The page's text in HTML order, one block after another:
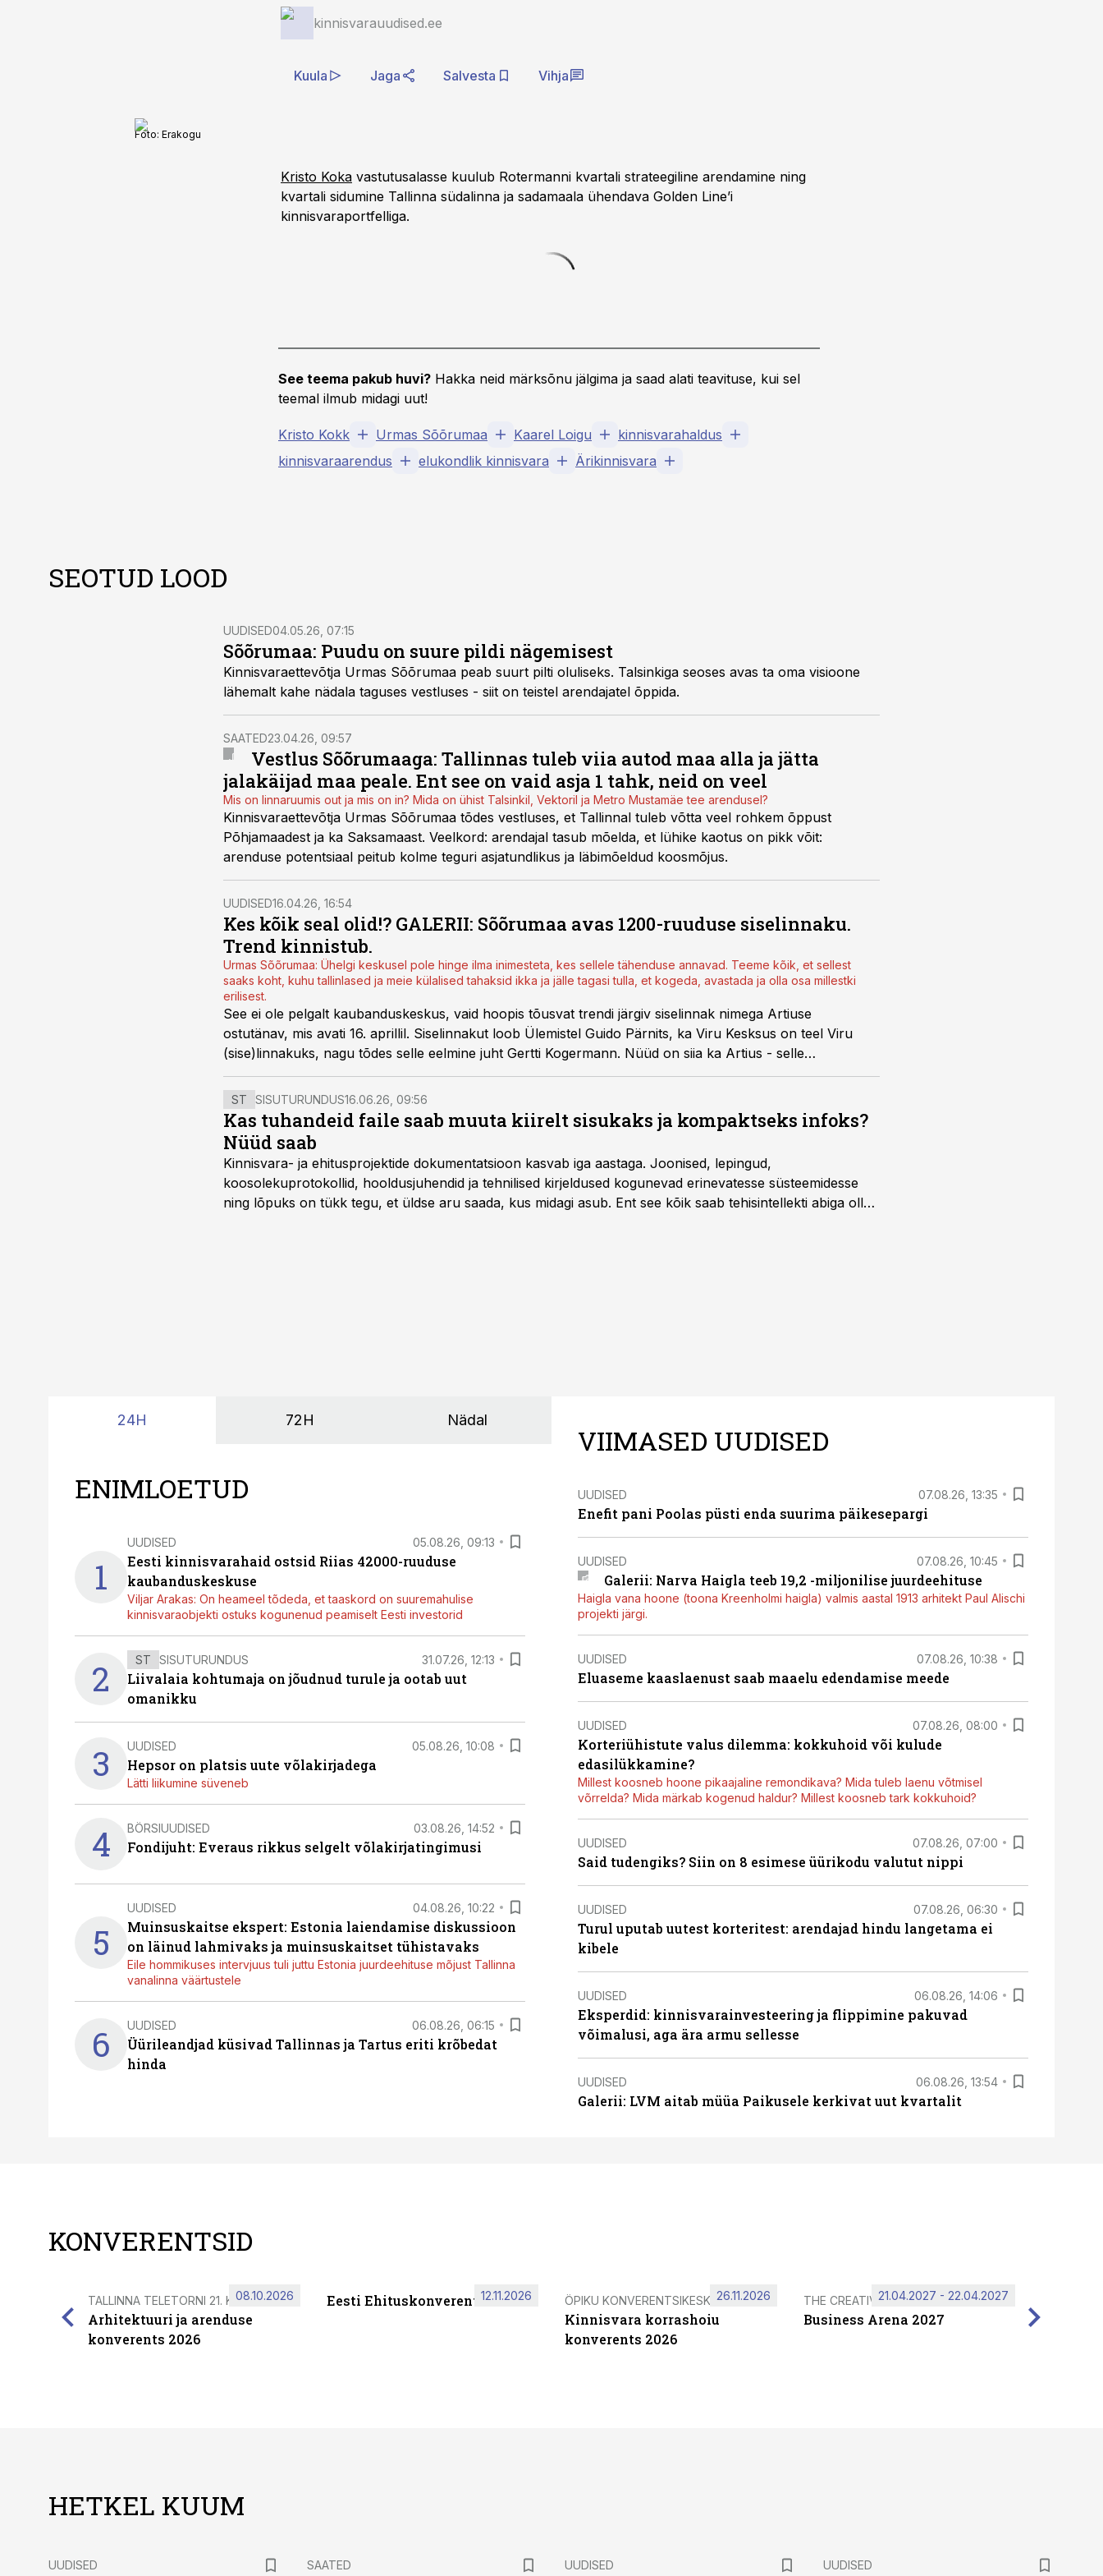
kinnisvarauudised.ee
Kuula Jaga Salvesta Vihja
Foto: Erakogu
Kristo Koka vastutusalasse kuulub Rotermanni kvartali strateegiline arendamine ning
kvartali sidumine Tallinna südalinna ja sadamaala ühendava Golden Line’i
kinnisvaraportfelliga.
See teema pakub huvi? Hakka neid märksõnu jälgima ja saad alati teavituse, kui sel
teemal ilmub midagi uut!
Kristo Kokk Urmas Sõõrumaa Kaarel Loigu
kinnisvarahaldus
kinnisvaraarendus
elukondlik kinnisvara Ärikinnisvara
SEOTUD LOOD
UUDISED04.05.26, 07:15
Sõõrumaa: Puudu on suure pildi nägemisest
Kinnisvaraettevõtja Urmas Sõõrumaa peab suurt pilti oluliseks. Talsinkiga seoses avas ta oma visioone
lähemalt kahe nädala taguses vestluses - siit on teistel arendajatel õppida.
SAATED23.04.26, 09:57
Vestlus Sõõrumaaga: Tallinnas tuleb viia autod maa alla ja jätta
jalakäijad maa peale. Ent see on vaid asja 1 tahk, neid on veel
Mis on linnaruumis out ja mis on in? Mida on ühist Talsinkil, Vektoril ja Metro Mustamäe tee arendusel?
Kinnisvaraettevõtja Urmas Sõõrumaa tõdes vestluses, et Tallinnal tuleb võtta veel rohkem õppust
Põhjamaadest ja ka Saksamaast. Veelkord: arendajal tasub mõelda, et lühike kaotus on pikk võit:
arenduse potentsiaal peitub kolme teguri asjatundlikus ja läbimõeldud koosmõjus.
UUDISED16.04.26, 16:54
Kes kõik seal olid!? GALERII: Sõõrumaa avas 1200-ruuduse siselinnaku.
Trend kinnistub.
Urmas Sõõrumaa: Ühelgi keskusel pole hinge ilma inimesteta, kes sellele tähenduse annavad. Teeme kõik, et sellest
saaks koht, kuhu tallinlased ja meie külalised tahaksid ikka ja jälle tagasi tulla, et kogeda, avastada ja olla osa millestki
erilisest.
See ei ole pelgalt kaubanduskeskus, vaid hoopis tõusvat trendi järgiv siselinnak nimega Artiuse
ostutänav, mis avati 16. aprillil. Siselinnakut loob Ülemistel Guido Pärnits, ka Viru Kesksus on teel Viru
(sise)linnakuks, nagu tõdes selle eelmine juht Gertti Kogermann. Nüüd on siia ka Artius - selle
sisearhitektuuri autor lõi Marit Ilison.
ST SISUTURUNDUS16.06.26, 09:56
Kas tuhandeid faile saab muuta kiirelt sisukaks ja kompaktseks infoks?
Nüüd saab
Kinnisvara- ja ehitusprojektide dokumentatsioon kasvab iga aastaga. Joonised, lepingud,
koosolekuprotokollid, hooldusjuhendid ja tehnilised kirjeldused kogunevad erinevatesse süsteemidesse
ning lõpuks on tükk tegu, et üldse aru saada, kus midagi asub. Ent see kõik saab tehisintellekti abiga olla
24H 72H Nädal
ENIMLOETUD
1
UUDISED 05.08.26, 09:13
Eesti kinnisvarahaid ostsid Riias 42000-ruuduse
kaubanduskeskuse
Viljar Arakas: On heameel tõdeda, et taaskord on suuremahulise
kinnisvaraobjekti ostuks kogunenud peamiselt Eesti investorid
2 ST SISUTURUNDUS 31.07.26, 12:13
Liivalaia kohtumaja on jõudnud turule ja ootab uut
omanikku
3 UUDISED 05.08.26, 10:08
Hepsor on platsis uute võlakirjadega
Lätti liikumine süveneb
4 BÖRSIUUDISED 03.08.26, 14:52
Fondijuht: Everaus rikkus selgelt võlakirjatingimusi
5
UUDISED 04.08.26, 10:22
Muinsuskaitse ekspert: Estonia laiendamise diskussioon
on läinud lahmivaks ja muinsuskaitset tühistavaks
Eile hommikuses intervjuus tuli juttu Estonia juurdeehituse mõjust Tallinna
vanalinna väärtustele
6 UUDISED 06.08.26, 06:15
Üürileandjad küsivad Tallinnas ja Tartus eriti krõbedat
hinda
VIIMASED UUDISED
UUDISED 07.08.26, 13:35
Enefit pani Poolas püsti enda suurima päikesepargi
UUDISED 07.08.26, 10:45
Galerii: Narva Haigla teeb 19,2 -miljonilise juurdeehituse
Haigla vana hoone (toona Kreenholmi haigla) valmis aastal 1913 arhitekt Paul Alischi
projekti järgi.
UUDISED 07.08.26, 10:38
Eluaseme kaaslaenust saab maaelu edendamise meede
UUDISED 07.08.26, 08:00
Korteriühistute valus dilemma: kokkuhoid või kulude
edasilükkamine?
Millest koosneb hoone pikaajaline remondikava? Mida tuleb laenu võtmisel
võrrelda? Mida märkab kogenud haldur? Millest koosneb tark kokkuhoid?
UUDISED 07.08.26, 07:00
Said tudengiks? Siin on 8 esimese üürikodu valutut nippi
UUDISED 07.08.26, 06:30
Turul uputab uutest korteritest: arendajad hindu langetama ei
kibele
UUDISED 06.08.26, 14:06
Eksperdid: kinnisvarainvesteering ja flippimine pakuvad
võimalusi, aga ära armu sellesse
UUDISED 06.08.26, 13:54
Galerii: LVM aitab müüa Paikusele kerkivat uut kvartalit
KONVERENTSID
TALLINNA TELETORNI 21. KORRUSEL
Arhitektuuri ja arenduse
konverents 2026
08.10.2026 Eesti Ehituskonverents 2026
12.11.2026 ÖPIKU KONVERENTSIKESKUS
Kinnisvara korrashoiu
konverents 2026
26.11.2026 THE CREATIVE HUB
Business Arena 2027
21.04.2027 - 22.04.2027
HETKEL KUUM
UUDISED SAATED UUDISED UUDISED